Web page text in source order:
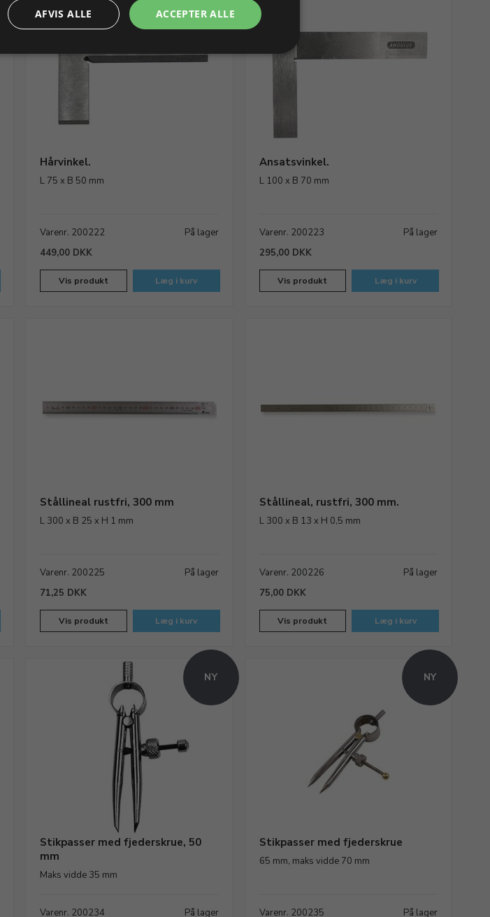
Hårvinkel.
L 75 x B 50 mm
Varenr. 200222
På lager
449,00 DKK
Vis produkt Læg i kurv
Ansatsvinkel.
L 100 x B 70 mm
Varenr. 200223
På lager
295,00 DKK
Vis produkt Læg i kurv
Stållineal rustfri, 300 mm
L 300 x B 25 x H 1 mm
Varenr. 200225
På lager
71,25 DKK
Vis produkt Læg i kurv
Stållineal, rustfri, 300 mm.
L 300 x B 13 x H 0,5 mm
Varenr. 200226
På lager
75,00 DKK
Vis produkt Læg i kurv
NY
Stikpasser med fjederskrue, 50
mm
Maks vidde 35 mm
Varenr. 200234 På lager
NY
Stikpasser med fjederskrue
65 mm, maks vidde 70 mm
Varenr. 200235 På lager
ACCEPTER ALLE
AFVIS ALLE